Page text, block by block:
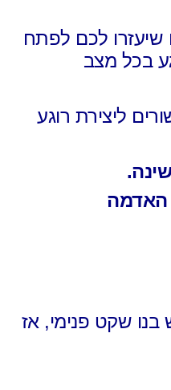
שיעזרו לכם לפתח
בכל מצב
ליצירת רוגע
האדמה
בנו שקט פנימי, אז